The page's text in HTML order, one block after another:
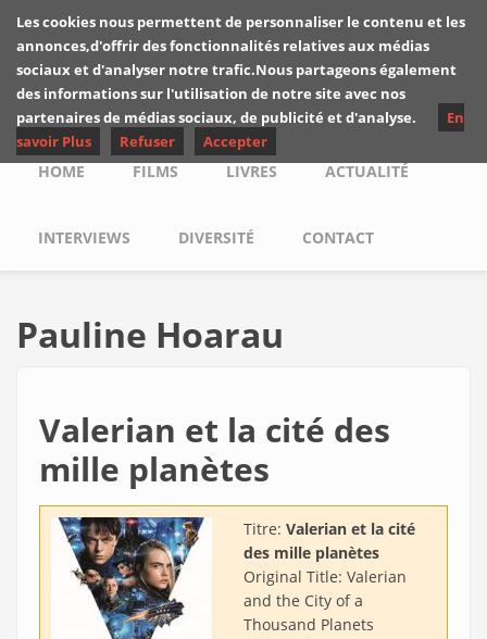
Skip to main content
Les critiques de
Yuyine
Main menu
HOME FILMS LIVRES ACTUALITÉ
INTERVIEWS DIVERSITÉ CONTACT
Pauline Hoarau
Valerian et la cité des
mille planètes
Titre: Valerian et la cité
des mille planètes
Original Title: Valerian
and the City of a
Thousand Planets
Les cookies nous permettent de personnaliser le contenu et les
annonces,d'offrir des fonctionnalités relatives aux médias
sociaux et d'analyser notre trafic.Nous partageons également
des informations sur l'utilisation de notre site avec nos
partenaires de médias sociaux, de publicité et d'analyse.
En
savoir Plus
Refuser Accepter